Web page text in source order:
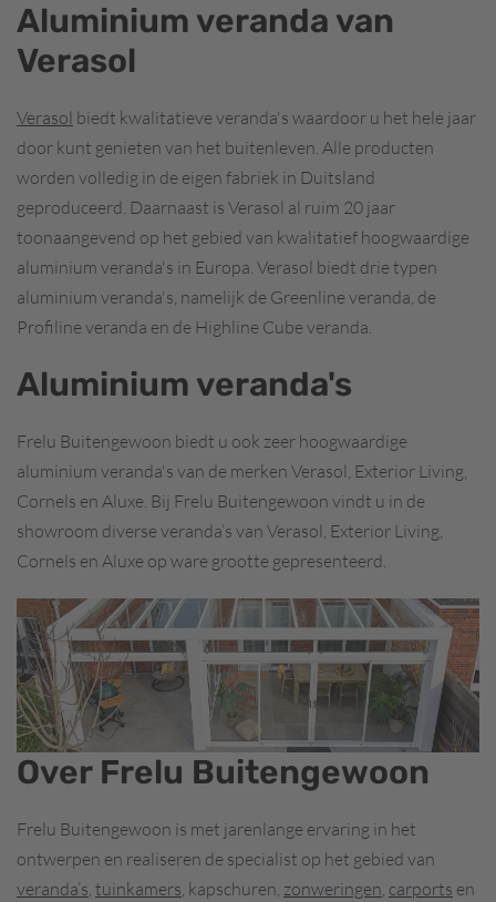
Aluminium veranda van
Verasol
Verasol biedt kwalitatieve veranda's waardoor u het hele jaar
door kunt genieten van het buitenleven. Alle producten
worden volledig in de eigen fabriek in Duitsland
geproduceerd. Daarnaast is Verasol al ruim 20 jaar
toonaangevend op het gebied van kwalitatief hoogwaardige
aluminium veranda's in Europa. Verasol biedt drie typen
aluminium veranda's, namelijk de Greenline veranda, de
Profiline veranda en de Highline Cube veranda.
Aluminium veranda's
Frelu Buitengewoon biedt u ook zeer hoogwaardige
aluminium veranda's van de merken Verasol, Exterior Living,
Cornels en Aluxe. Bij Frelu Buitengewoon vindt u in de
showroom diverse veranda’s van Verasol, Exterior Living,
Cornels en Aluxe op ware grootte gepresenteerd.
Over Frelu Buitengewoon
Frelu Buitengewoon is met jarenlange ervaring in het
ontwerpen en realiseren de specialist op het gebied van
veranda’s, tuinkamers, kapschuren, zonweringen, carports en